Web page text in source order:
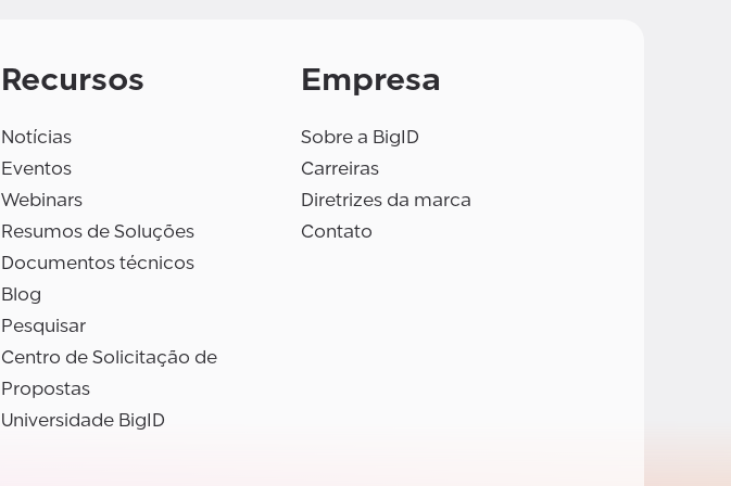
Recursos
Notícias
Eventos
Webinars
Resumos de Soluções
Documentos técnicos
Blog
Pesquisar
Centro de Solicitação de
Propostas
Universidade BigID
Empresa
Sobre a BigID
Carreiras
Diretrizes da marca
Contato